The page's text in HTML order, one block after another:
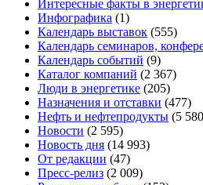
Интересные факты в
Инфографика (1)
Календарь выставок (555)
Календарь семинаров,
Календарь событий (9)
Каталог компаний (2 367)
Люди в энергетике (205)
Назначения и отставки (477)
Нефть и нефтепродукты (5
Новости (2 595)
Новость дня (14 993)
От редакции (47)
Пресс-релиз (2 009)